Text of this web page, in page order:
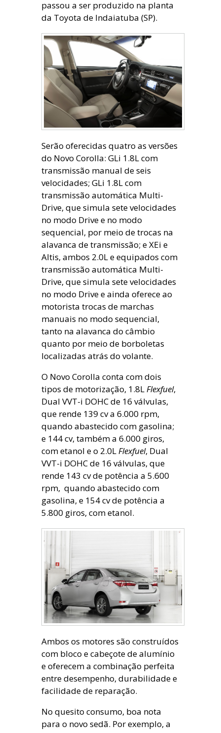
passou a ser produzido na planta
da Toyota de Indaiatuba (SP).
Serão oferecidas quatro as versões
do Novo Corolla: GLi 1.8L com
transmissão manual de seis
velocidades; GLi 1.8L com
transmissão automática Multi-
Drive, que simula sete velocidades
no modo Drive e no modo
sequencial, por meio de trocas na
alavanca de transmissão; e XEi e
Altis, ambos 2.0L e equipados com
transmissão automática Multi-
Drive, que simula sete velocidades
no modo Drive e ainda oferece ao
motorista trocas de marchas
manuais no modo sequencial,
tanto na alavanca do câmbio
quanto por meio de borboletas
localizadas atrás do volante.
O Novo Corolla conta com dois
tipos de motorização, 1.8LFlexfuel,
Dual VVT-i DOHC de 16 válvulas,
que rende 139 cv a 6.000 rpm,
quando abastecido com gasolina;
e 144 cv, também a 6.000 giros,
com etanol e o 2.0LFlexfuel, Dual
VVT-i DOHC de 16 válvulas, que
rende 143 cv de potência a 5.600
rpm, quando abastecido com
gasolina, e 154 cv de potência a
5.800 giros, com etanol.
Ambos os motores são construídos
com bloco e cabeçote de alumínio
e oferecem a combinação perfeita
entre desempenho, durabilidade e
facilidade de reparação.
No quesito consumo, boa nota
para o novo sedã. Por exemplo, a